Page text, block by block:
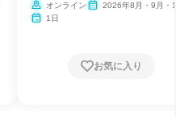
オンライン
2026年8月・9月・
1日
お気に入り